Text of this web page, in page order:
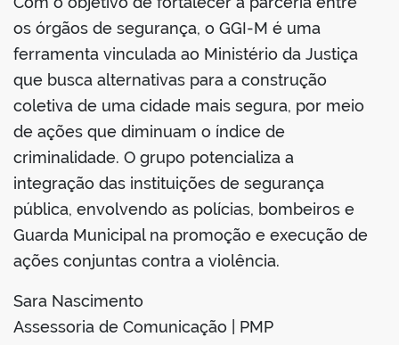
os órgãos de segurança, o GGI-M é uma
ferramenta vinculada ao Ministério da Justiça
que busca alternativas para a construção
coletiva de uma cidade mais segura, por meio
de ações que diminuam o índice de
criminalidade. O grupo potencializa a
integração das instituições de segurança
pública, envolvendo as polícias, bombeiros e
Guarda Municipal na promoção e execução de
ações conjuntas contra a violência.
Sara Nascimento
Assessoria de Comunicação | PMP